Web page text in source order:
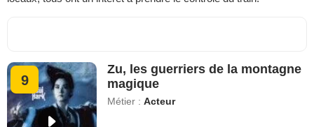
9
Zu, les guerriers de la montagne
magique
Métier :Acteur